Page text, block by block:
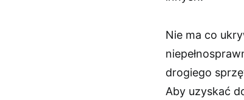
Nie ma co
drogiego
Aby uzyskać